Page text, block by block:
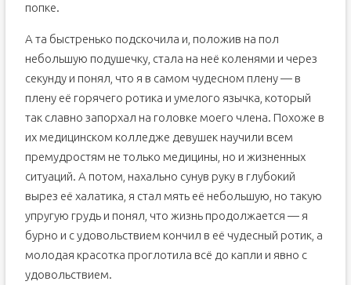
попке.
А та быстренько подскочила и, положив на пол
небольшую подушечку, стала на неё коленями и через
секунду и понял, что я в самом чудесном плену — в
плену её горячего ротика и умелого язычка, который
так славно запорхал на головке моего члена. Похоже в
их медицинском колледже девушек научили всем
премудростям не только медицины, но и жизненных
ситуаций. А потом, нахально сунув руку в глубокий
вырез её халатика, я стал мять её небольшую, но такую
упругую грудь и понял, что жизнь продолжается — я
бурно и с удовольствием кончил в её чудесный ротик, а
молодая красотка проглотила всё до капли и явно с
удовольствием.